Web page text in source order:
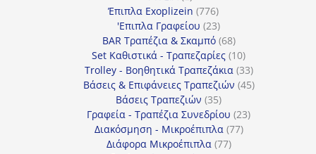
προϊόντα
Έπιπλα Exoplizein 776776
προϊόντα
'Επιπλα Γραφείου 2323
προϊόντα
BAR Τραπέζια & Σκαμπό 6868
προϊόντα
Set Καθιστικά - Τραπεζαρίες 1010
προϊόντα
Trolley - Βοηθητικά Τραπεζάκια 3333
προϊόντα
Βάσεις & Επιφάνειες Τραπεζιών 4545
Βάσεις Τραπεζιών 3535
προϊόντα
Γραφεία - Τραπέζια Συνεδρίου 2323
Διακόσμηση - Μικροέπιπλα 7777
Διάφορα Μικροέπιπλα 7777